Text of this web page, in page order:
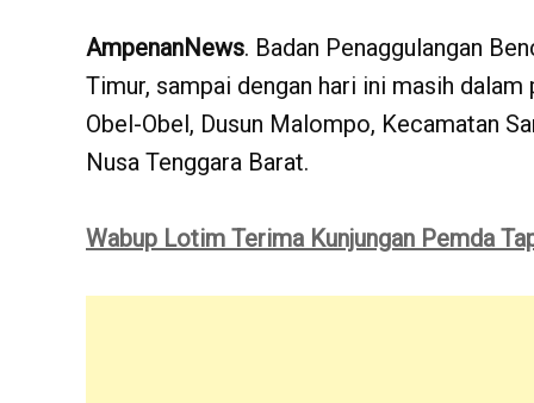
AmpenanNews. Badan Penaggulangan
Timur, sampai dengan hari ini masih
Obel-Obel, Dusun Malompo, Kecamatan
Nusa Tenggara Barat.
Wabup Lotim Terima Kunjungan Pemda